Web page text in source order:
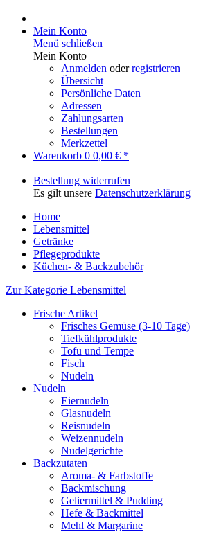
Mein Konto
Menü schließen
Mein Konto
Anmelden oderregistrieren
Übersicht
Persönliche Daten
Adressen
Zahlungsarten
Bestellungen
Merkzettel
Warenkorb 0 0,00 € *
Bestellung widerrufen
Es gilt unsere Datenschutzerklärung
Home
Lebensmittel
Getränke
Pflegeprodukte
Küchen- & Backzubehör
Zur Kategorie Lebensmittel
Frische Artikel
Frisches Gemüse (3-10 Tage)
Tiefkühlprodukte
Tofu und Tempe
Fisch
Nudeln
Nudeln
Eiernudeln
Glasnudeln
Reisnudeln
Weizennudeln
Nudelgerichte
Backzutaten
Aroma- & Farbstoffe
Backmischung
Geliermittel & Pudding
Hefe & Backmittel
Mehl & Margarine